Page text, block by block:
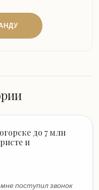
до 7 млн
и
поступил звонок